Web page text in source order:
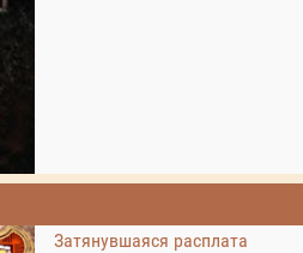
Затянувшаяся расплата